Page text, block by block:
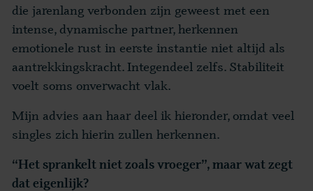
die jarenlang verbonden zijn geweest met een
intense, dynamische partner, herkennen
emotionele rust in eerste instantie niet altijd als
aantrekkingskracht. Integendeel zelfs. Stabiliteit
voelt soms onverwacht vlak.
Mijn advies aan haar deel ik hieronder, omdat veel
singles zich hierin zullen herkennen.
“Het sprankelt niet zoals vroeger”,maar wat zegt
dat eigenlijk?